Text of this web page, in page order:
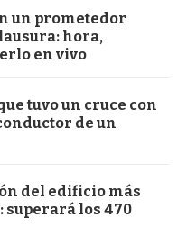
un prometedor
hora,
en vivo
tuvo un cruce con
de un
del edificio más
superará los 470